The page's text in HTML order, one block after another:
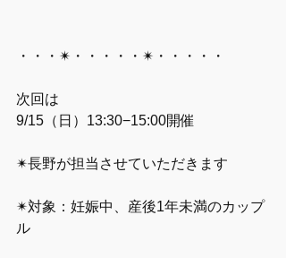
・・・✴︎・・・・・✴︎・・・・・
次回は
9/15（日）13:30−15:00開催
✴︎長野が担当させていただきます
✴︎対象：妊娠中、産後1年未満のカップ
ル